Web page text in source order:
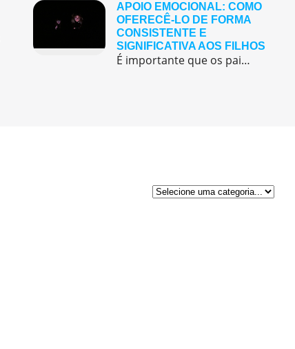
APOIO EMOCIONAL: COMO
OFERECÊ-LO DE FORMA
CONSISTENTE E
SIGNIFICATIVA AOS FILHOS
É importante que os pais sejam sensíveis e atentos às emoções de seus filhos e que ofereçam um ambiente seguro e acolhedor para que eles consigam expressar seus sentimentos sem medo de serem julgados ou rejeitados.